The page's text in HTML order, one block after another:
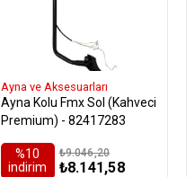
Ayna ve Aksesuarları
Ayna Kolu Fmx Sol (Kahveci
Premium) - 82417283
%10
i̇ndirim
₺8.141,58
₺9.046,20